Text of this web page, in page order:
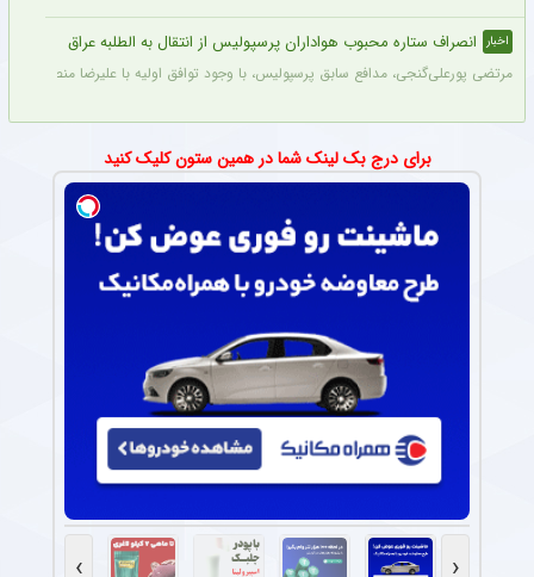
اخبار انصراف ستاره محبوب هواداران پرسپولیس از انتقال به الطلبه عراق
مرتضی پورعلی‌گنجی، مدافع سابق پرسپولیس، با وجود توافق اولیه با علیرضا منصوریان
برای درج بک لینک شما در همین ستون کلیک کنید
‹
›